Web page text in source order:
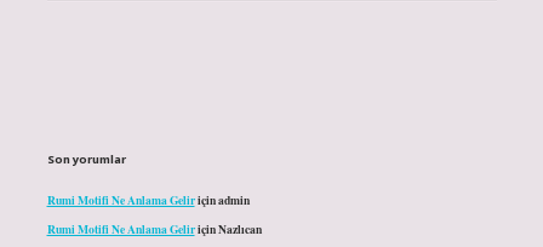
Son yorumlar
Rumi Motifi Ne Anlama Geliriçinadmin
Rumi Motifi Ne Anlama GeliriçinNazlıcan